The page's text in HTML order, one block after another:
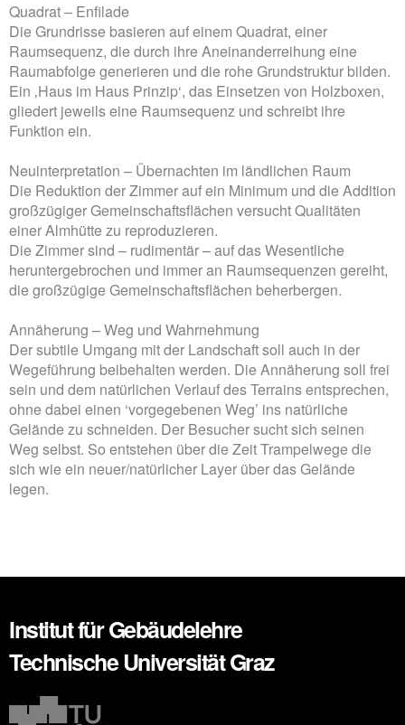
Quadrat – Enfilade
Die Grundrisse basieren auf einem Quadrat, einer
Raumsequenz, die durch ihre Aneinanderreihung eine
Raumabfolge generieren und die rohe Grundstruktur bilden.
Ein ‚Haus im Haus Prinzip‘, das Einsetzen von Holzboxen,
gliedert jeweils eine Raumsequenz und schreibt ihre
Funktion ein.
Neuinterpretation – Übernachten im ländlichen Raum
Die Reduktion der Zimmer auf ein Minimum und die Addition
großzügiger Gemeinschaftsflächen versucht Qualitäten
einer Almhütte zu reproduzieren.
Die Zimmer sind – rudimentär – auf das Wesentliche
heruntergebrochen und immer an Raumsequenzen gereiht,
die großzügige Gemeinschaftsflächen beherbergen.
Annäherung – Weg und Wahrnehmung
Der subtile Umgang mit der Landschaft soll auch in der
Wegeführung beibehalten werden. Die Annäherung soll frei
sein und dem natürlichen Verlauf des Terrains entsprechen,
ohne dabei einen ‘vorgegebenen Weg’ ins natürliche
Gelände zu schneiden. Der Besucher sucht sich seinen
Weg selbst. So entstehen über die Zeit Trampelwege die
sich wie ein neuer/natürlicher Layer über das Gelände
legen.
Institut für Gebäudelehre
Technische Universität Graz